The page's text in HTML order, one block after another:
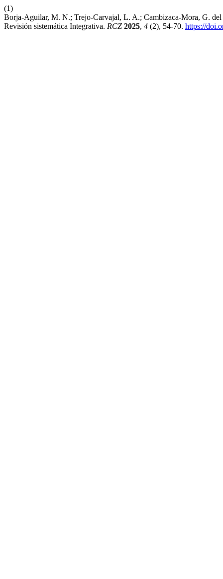
(1)
Borja-Aguilar, M. N.; Trejo-Carvajal, L. A.; Cambizaca-Mora, G.
Revisión sistemática Integrativa. RCZ 2025, 4 (2), 54-70. https://